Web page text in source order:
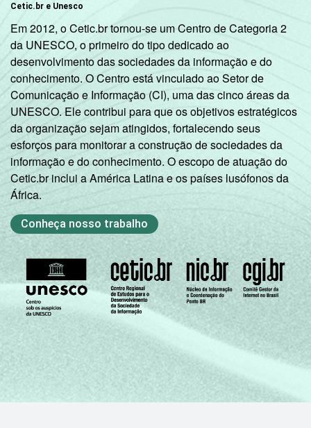
2A categoria "Outros" reúne os segmentos H
- Alojamento e Alimentação e O - Outros
Serviços Coletivos Sociais e Pessoais (sem
os grupos 90 - Limpeza Urbana e Esgoto e
Atividades Relacionadas e 91 - Atividades
Associativas).
Veja a tabela deerros estatísticos
aproximados para cada variável este
indicador.
Fonte: NIC.br - out/nov 2007
Cetic.br e Unesco
Em 2012, o Cetic.br tornou-se um Centro de Categoria 2
da UNESCO, o primeiro do tipo dedicado ao
desenvolvimento das sociedades da informação e do
conhecimento. O Centro está vinculado ao Setor de
Comunicação e Informação (CI), uma das cinco áreas da
UNESCO. Ele contribui para que os objetivos estratégicos
da organização sejam atingidos, fortalecendo seus
esforços para monitorar a construção de sociedades da
informação e do conhecimento. O escopo de atuação do
Cetic.br inclui a América Latina e os países lusófonos da
África.
Conheça nosso trabalho